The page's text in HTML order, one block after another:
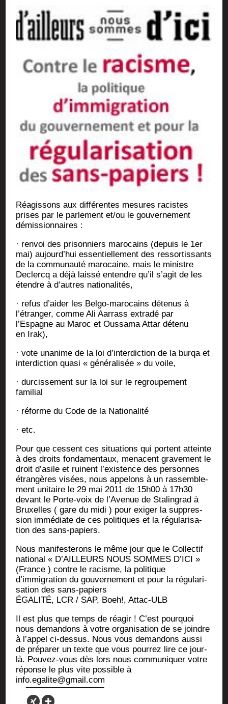
Réagis­sons aux dif­fé­rentes mesures racistes
prises par le par­le­ment et/ou le gou­ver­ne­ment
démissionnaires :
· ren­voi des pri­son­niers maro­cains (depuis le 1er
mai) aujourd’hui essen­tiel­le­ment des res­sor­tis­sants
de la com­mu­nau­té maro­caine, mais le ministre
Declercq a déjà lais­sé entendre qu’il s’agit de les
étendre à d’autres nationalités,
· refus d’aider les Bel­go-maro­cains déte­nus à
l’étranger, comme Ali Aar­rass extra­dé par
l’Espagne au Maroc et Ous­sa­ma Attar déte­nu
en Irak),
· vote una­nime de la loi d’interdiction de la bur­qa et
inter­dic­tion qua­si « géné­ra­li­sée » du voile,
· dur­cis­se­ment sur la loi sur le regrou­pe­ment
familial
· réforme du Code de la Nationalité
· etc.
Pour que cessent ces situa­tions qui portent atteinte
à des droits fon­da­men­taux, menacent gra­ve­ment le
droit d’asile et ruinent l’existence des per­sonnes
étran­gères visées, nous appe­lons à un ras­sem­ble­
ment uni­taire le 29 mai 2011 de 15h00 à 17h30
devant le Porte-voix de l’Avenue de Sta­lin­grad à
Bruxelles ( gare du midi ) pour exi­ger la sup­pres­
sion immé­diate de ces poli­tiques et la régu­la­ri­sa­
tion des sans-papiers.
Nous mani­fes­te­rons le même jour que le Col­lec­tif
natio­nal « D’AILLEURS NOUS SOMMES D’ICI »
(France ) contre le racisme, la poli­tique
d’immigration du gou­ver­ne­ment et pour la régu­la­ri­
sa­tion des sans-papiers
ÉGALITÉ, LCR / SAP, Boeh!, Attac-ULB
Il est plus que temps de réagir ! C’est pour­quoi
nous deman­dons à votre orga­ni­sa­tion de se joindre
à l’appel ci-des­sus. Nous vous deman­dons aus­si
de pré­pa­rer un texte que vous pour­rez lire ce jour-
là. Pou­vez-vous dès lors nous com­mu­ni­quer votre
réponse le plus vite pos­sible à
info.egalite@gmail.com